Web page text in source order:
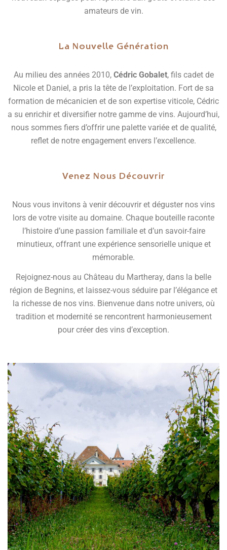
amateurs de vin.
La Nouvelle Génération
Au milieu des années 2010, Cédric Gobalet, fils cadet de
Nicole et Daniel, a pris la tête de l’exploitation. Fort de sa
formation de mécanicien et de son expertise viticole, Cédric
a su enrichir et diversifier notre gamme de vins. Aujourd’hui,
nous sommes fiers d’offrir une palette variée et de qualité,
reflet de notre engagement envers l’excellence.
Venez Nous Découvrir
Nous vous invitons à venir découvrir et déguster nos vins
lors de votre visite au domaine. Chaque bouteille raconte
l’histoire d’une passion familiale et d’un savoir-faire
minutieux, offrant une expérience sensorielle unique et
mémorable.
Rejoignez-nous au Château du Martheray, dans la belle
région de Begnins, et laissez-vous séduire par l’élégance et
la richesse de nos vins. Bienvenue dans notre univers, où
tradition et modernité se rencontrent harmonieusement
pour créer des vins d’exception.